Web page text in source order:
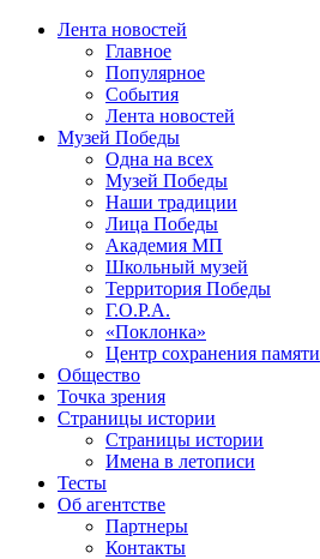
Лента новостей
Главное
Популярное
События
Лента новостей
Музей Победы
Одна на всех
Музей Победы
Наши традиции
Лица Победы
Академия МП
Школьный музей
Территория Победы
Г.О.Р.А.
«Поклонка»
Центр сохранения памяти
Общество
Точка зрения
Страницы истории
Страницы истории
Имена в летописи
Тесты
Об агентстве
Партнеры
Контакты